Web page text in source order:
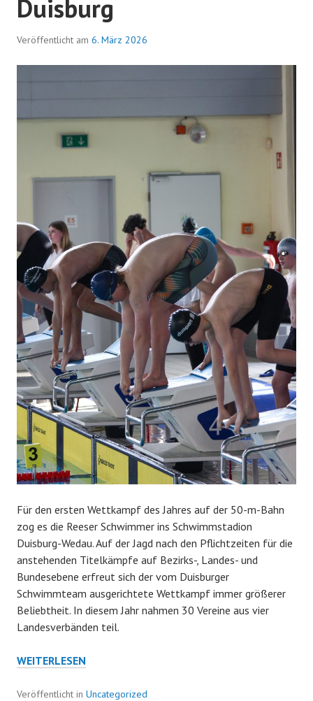
Duisburg
Veröffentlicht am 6. März 2026
Für den ersten Wettkampf des Jahres auf der 50-m-Bahn
zog es die Reeser Schwimmer ins Schwimmstadion
Duisburg-Wedau. Auf der Jagd nach den Pflichtzeiten für die
anstehenden Titelkämpfe auf Bezirks-, Landes- und
Bundesebene erfreut sich der vom Duisburger
Schwimmteam ausgerichtete Wettkampf immer größerer
Beliebtheit. In diesem Jahr nahmen 30 Vereine aus vier
Landesverbänden teil.
RSC
DIE
WEITERLESEN
Veröffentlicht in Uncategorized